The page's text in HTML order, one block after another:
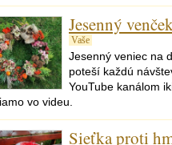
Jesenný
Vaše
Jesenný veniec na
poteší každú
YouTube kanálom
vo videu.
Sieťka proti